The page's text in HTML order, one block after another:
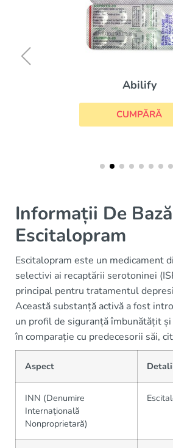
Abilify
CUMPĂRĂ
Informații De
Escitalopram
Escitalopram este un medicament
selectivi ai recaptării serotoninei
principal pentru tratamentul
Această substanță activă a fost
un profil de siguranță îmbunătățit
în comparație cu predecesorii săi,
Aspect
INN (Denumire
Internațională
Nonproprietară)